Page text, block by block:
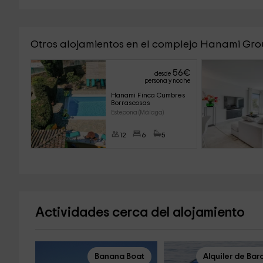
Otros alojamientos en el complejo Hanami
desde 56€
persona y noche
Hanami Finca Cumbres
Borrascosas
Estepona (Málaga)
12 6 5
Actividades cerca del alojamiento
Banana Boat Alquiler de